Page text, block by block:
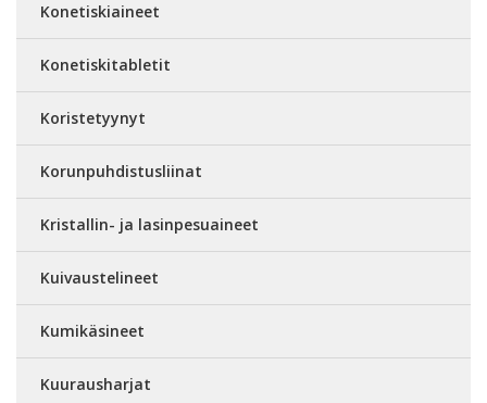
Konetiskiaineet
Konetiskitabletit
Koristetyynyt
Korunpuhdistusliinat
Kristallin- ja lasinpesuaineet
Kuivaustelineet
Kumikäsineet
Kuurausharjat